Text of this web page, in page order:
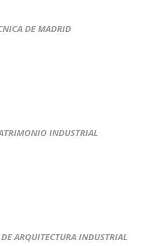
DE MADRID
INDUSTRIAL
ARQUITECTURA INDUSTRIAL